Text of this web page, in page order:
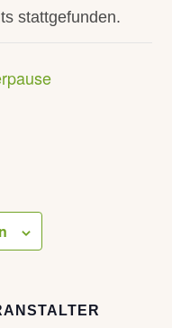
stattgefunden.